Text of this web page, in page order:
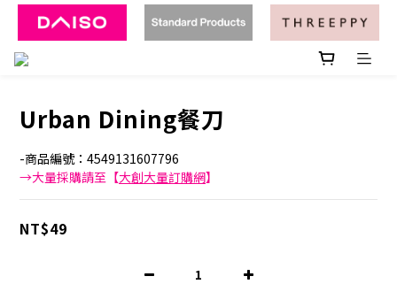
Urban Dining餐刀
-商品編號：4549131607796
→大量採購請至【大創大量訂購網】
NT$49